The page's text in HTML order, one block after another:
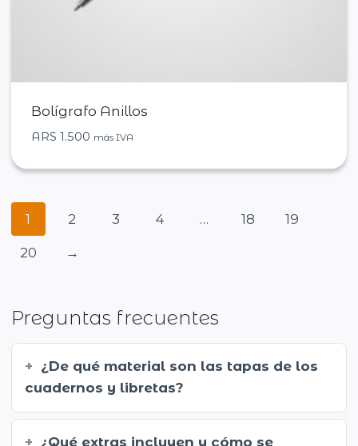
Bolígrafo Anillos
ARS 1.500 más IVA
1 2 3 4 … 18 19
20 →
Preguntas frecuentes
¿De qué material son las tapas de los
cuadernos y libretas?
¿Qué extras incluyen y cómo se